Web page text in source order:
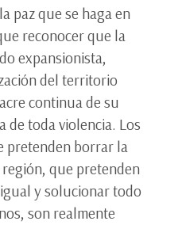
paz que se haga en
reconocer que la
expansionista,
del territorio
continua de su
de toda violencia. Los
pretenden borrar la
que pretenden
y solucionar todo
son realmente